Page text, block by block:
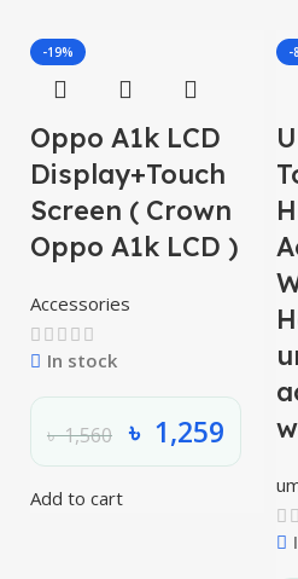
-19%
Oppo A1k LCD
Display+Touch
Screen ( Crown
Oppo A1k LCD )
Accessories
In stock
৳1,560 ৳ 1,259
Add to cart
-